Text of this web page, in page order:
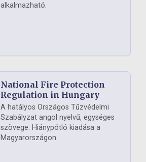
alkalmazható.
National Fire Protection
Regulation in Hungary
A hatályos Országos Tűzvédelmi
Szabályzat angol nyelvű, egységes
szövege. Hiánypótló kiadása a
Magyarországon